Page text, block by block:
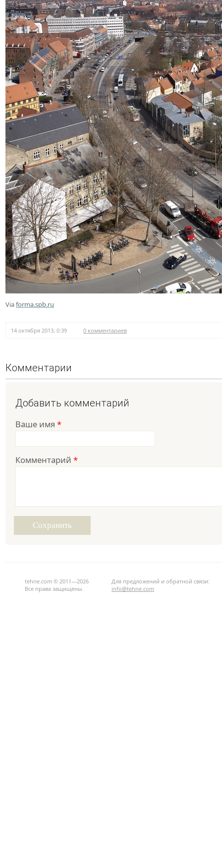
Viaforma.spb.ru
14 октября 2013, 0:39 0 комментариев
Комментарии
Добавить комментарий
Ваше имя *
Комментарий *
tehne.com © 2011—2026
Все права защищены.
Для предложений и обратной связи:
info@tehne.com